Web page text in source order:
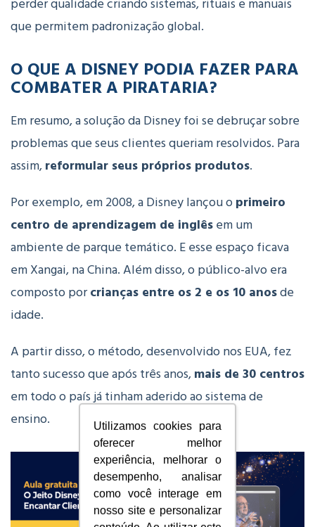
Utilizamos cookies para
oferecer melhor
experiência, melhorar o
desempenho, analisar
como você interage em
nosso site e personalizar
que permitem padronização global.
O QUE A DISNEY PODIA FAZER PARA
COMBATER A PIRATARIA?
Em resumo, a solução da Disney foi se debruçar sobre
problemas que seus clientes queriam resolvidos. Para
assim,reformular seus próprios produtos.
Por exemplo, em 2008, a Disney lançou oprimeiro
centro de aprendizagem de inglêsem um
ambiente de parque temático. E esse espaço ficava
em Xangai, na China. Além disso, o público-alvo era
composto porcrianças entre os 2 e os 10 anosde
idade.
A partir disso, o método, desenvolvido nos EUA, fez
tanto sucesso que após três anos,mais de 30 centros
em todo o país já tinham aderido ao sistema de
ensino.